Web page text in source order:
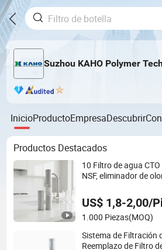
Suzhou KAHO Polymer
InicioProductoEmpresaDescubrir
Productos Destacados
10 Filtro de agua
NSF, eliminador de
US$ 1,8-2,00/
1.000 Piezas(MOQ)
Sistema de Filtración
Reemplazo de Filtro